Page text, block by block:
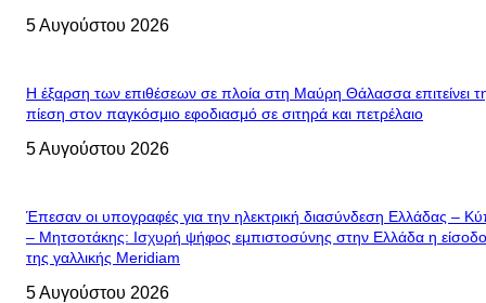
5 Αυγούστου 2026
Η έξαρση των επιθέσεων σε πλοία στη Μαύρη Θάλασσα επιτείνει
πίεση στον παγκόσμιο εφοδιασμό σε σιτηρά και πετρέλαιο
5 Αυγούστου 2026
Έπεσαν οι υπογραφές για την ηλεκτρική διασύνδεση Ελλάδας –
– Μητσοτάκης: Ισχυρή ψήφος εμπιστοσύνης στην Ελλάδα η
της γαλλικής Meridiam
5 Αυγούστου 2026